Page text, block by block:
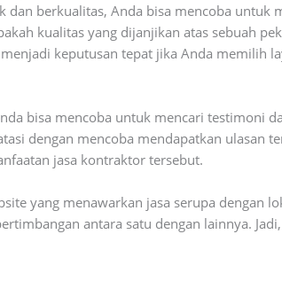
berkualitas, Anda bisa mencoba untuk
kualitas yang dijanjikan atas sebuah
keputusan tepat jika Anda memilih
bisa mencoba untuk mencari testimoni
dengan mencoba mendapatkan ulasan
jasa kontraktor tersebut.
yang menawarkan jasa serupa dengan
antara satu dengan lainnya.